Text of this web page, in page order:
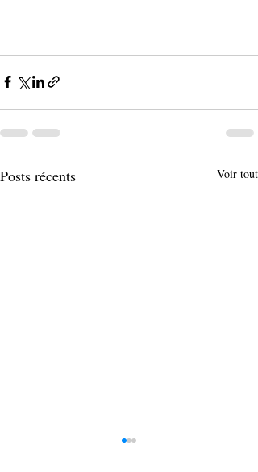
Posts récents Voir tout